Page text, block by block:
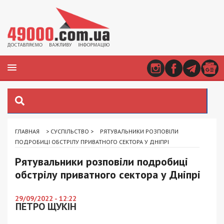
ГЛАВНАЯ > СУСПІЛЬСТВО >
РЯТУВАЛЬНИКИ РОЗПОВІЛИ
ПОДРОБИЦІ ОБСТРІЛУ ПРИВАТНОГО СЕКТОРА У ДНІПРІ
Рятувальники розповіли подробиці
обстрілу приватного сектора у Дніпрі
29/09/2022 - 12:22
ПЕТРО ЩУКІН